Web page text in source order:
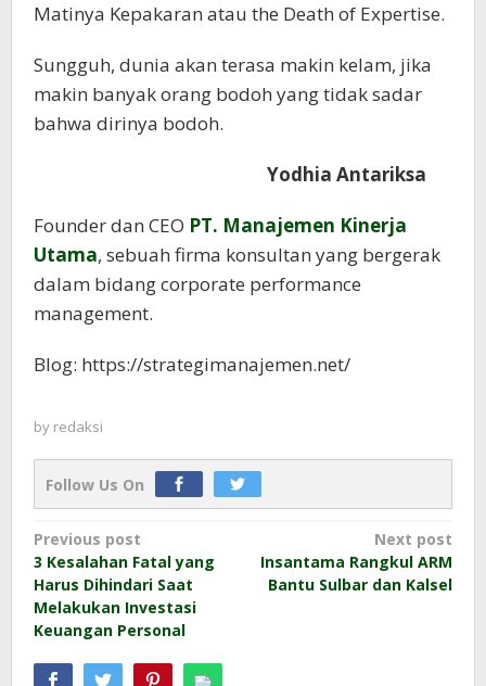
Matinya Kepakaran atau the Death of Expertise.
Sungguh, dunia akan terasa makin kelam, jika
makin banyak orang bodoh yang tidak sadar
bahwa dirinya bodoh.
Yodhia Antariksa
Founder dan CEO PT. Manajemen Kinerja
Utama, sebuah firma konsultan yang bergerak
dalam bidang corporate performance
management.
Blog: https://strategimanajemen.net/
by redaksi
Follow Us On
Post
navigation
Previous post
3 Kesalahan Fatal yang
Harus Dihindari Saat
Melakukan Investasi
Keuangan Personal
Next post
Insantama Rangkul ARM
Bantu Sulbar dan Kalsel